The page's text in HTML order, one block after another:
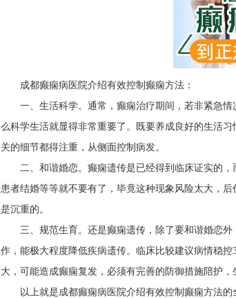
成都癫痫病医院介绍有效控制癫痫方法：
一、生活科学。通常，癫痫治疗期间，若非紧急
么科学生活就显得非常重要了。既要养成良好的生活
关的细节都得注重，从侧面控制病发。
二、和谐婚恋。癫痫遗传是已经得到临床证实的
患者结婚等等就不要有了，毕竟这种现象风险太大，
是沉重的。
三、规范生育。还是癫痫遗传，除了要和谐婚恋
作，能极大程度降低疾病遗传。临床比较建议病情稳
大，可能造成癫痫复发，必须有完善的防御措施陪护
以上就是成都癫痫病医院介绍有效控制癫痫方法